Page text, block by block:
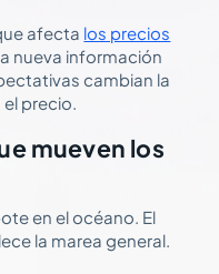
afecta los precios
nueva información
cambian la
precio.
mueven los
en el océano. El
la marea general.